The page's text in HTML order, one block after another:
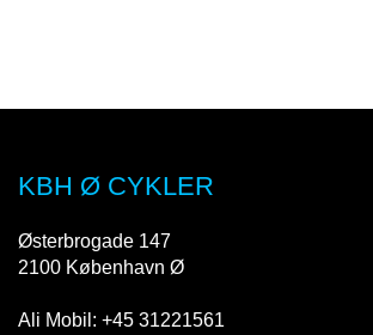
Mulighederne
på
KBH Ø CYKLER
Østerbrogade 147
2100 København Ø
Ali Mobil: +45 31221561